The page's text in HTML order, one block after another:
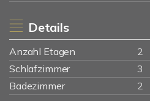
Details
Anzahl Etagen
2
Schlafzimmer
3
Badezimmer
2